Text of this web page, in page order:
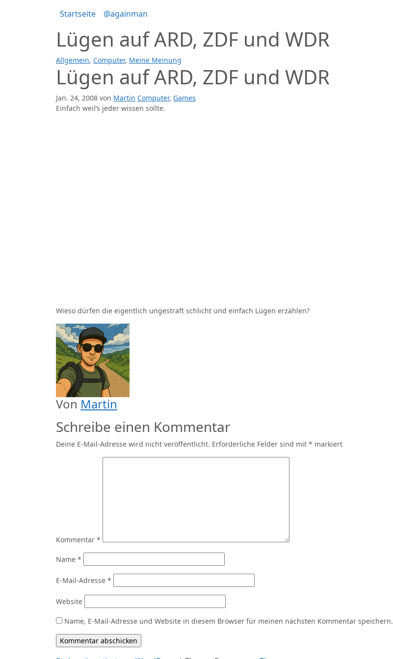
Startseite @againman
Lügen auf ARD, ZDF und WDR
Allgemein, Computer, Meine Meinung
Lügen auf ARD, ZDF und WDR
Jan. 24, 2008 von Martin Computer, Games
Einfach weil’s jeder wissen sollte.
Wieso dürfen die eigentlich ungestraft schlicht und einfach Lügen erzählen?
Von Martin
Schreibe einen Kommentar
Deine E-Mail-Adresse wird nicht veröffentlicht. Erforderliche Felder sind mit * markiert
Kommentar *
Name *
E-Mail-Adresse *
Website
Name, E-Mail-Adresse und Website in diesem Browser für meinen nächsten Kommentar speichern.